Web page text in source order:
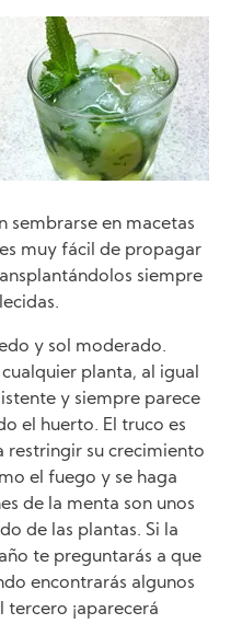
sembrarse en macetas
muy fácil de propagar
siempre
y sol moderado.
planta, al igual
y siempre parece
el huerto. El truco es
restringir su crecimiento
el fuego y se haga
de la menta son unos
de las plantas. Si la
te preguntarás a que
encontrarás algunos
¡aparecerá